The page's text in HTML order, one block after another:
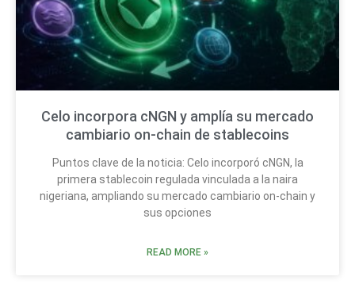
Celo incorpora cNGN y amplía su mercado
cambiario on-chain de stablecoins
Puntos clave de la noticia: Celo incorporó cNGN, la
primera stablecoin regulada vinculada a la naira
nigeriana, ampliando su mercado cambiario on-chain y
sus opciones
READ MORE »